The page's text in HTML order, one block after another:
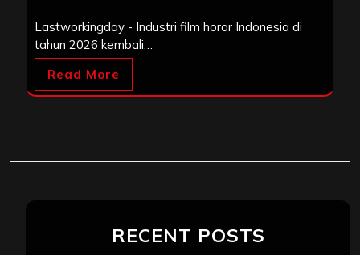
Lastworkingday - Industri film horor Indonesia di
tahun 2026 kembali…
Read More
RECENT POSTS